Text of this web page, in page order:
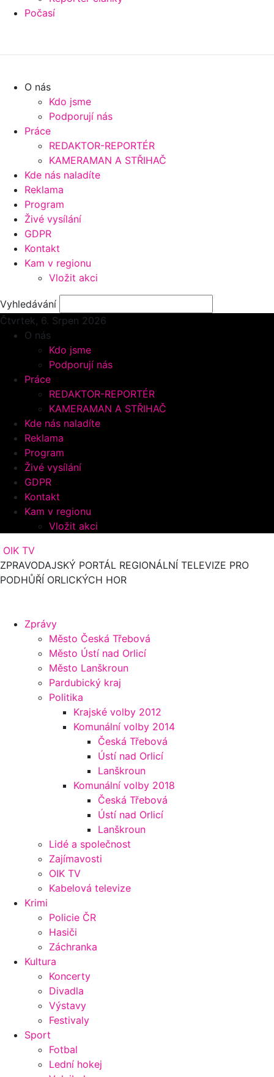
Počasí
O nás
Kdo jsme
Podporují nás
Práce
REDAKTOR-REPORTÉR
KAMERAMAN A STŘIHAČ
Kde nás naladíte
Reklama
Program
Živé vysílání
GDPR
Kontakt
Kam v regionu
Vložit akci
Vyhledávání
Čtvrtek, 6. Srpen 2026
O nás
Kdo jsme
Podporují nás
Práce
REDAKTOR-REPORTÉR
KAMERAMAN A STŘIHAČ
Kde nás naladíte
Reklama
Program
Živé vysílání
GDPR
Kontakt
Kam v regionu
Vložit akci
OIK TV
ZPRAVODAJSKÝ PORTÁL REGIONÁLNÍ TELEVIZE PRO
PODHŮŘÍ ORLICKÝCH HOR
Zprávy
Město Česká Třebová
Město Ústí nad Orlicí
Město Lanškroun
Pardubický kraj
Politika
Krajské volby 2012
Komunální volby 2014
Česká Třebová
Ústí nad Orlicí
Lanškroun
Komunální volby 2018
Česká Třebová
Ústí nad Orlicí
Lanškroun
Lidé a společnost
Zajímavosti
OIK TV
Kabelová televize
Krimi
Policie ČR
Hasiči
Záchranka
Kultura
Koncerty
Divadla
Výstavy
Festivaly
Sport
Fotbal
Lední hokej